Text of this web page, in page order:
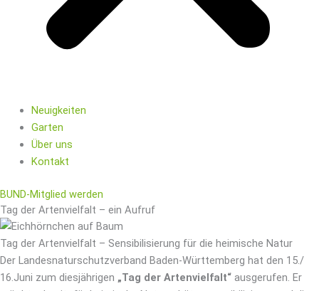
Neuigkeiten
Garten
Über uns
Kontakt
BUND-Mitglied werden
Tag der Artenvielfalt – ein Aufruf
Tag der Artenvielfalt – Sensibilisierung für die heimische Natur
Der Landesnaturschutzverband Baden-Württemberg hat den 15./
16.Juni zum diesjährigen „Tag der Artenvielfalt“ ausgerufen. Er